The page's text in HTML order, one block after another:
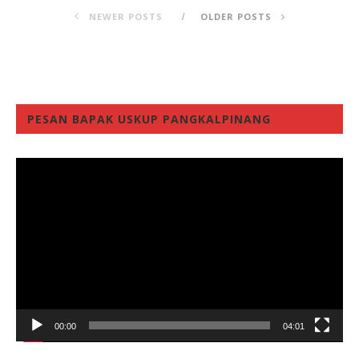
NEWER POSTS OLDER POSTS
PESAN BAPAK USKUP PANGKALPINANG
00:00 04:01